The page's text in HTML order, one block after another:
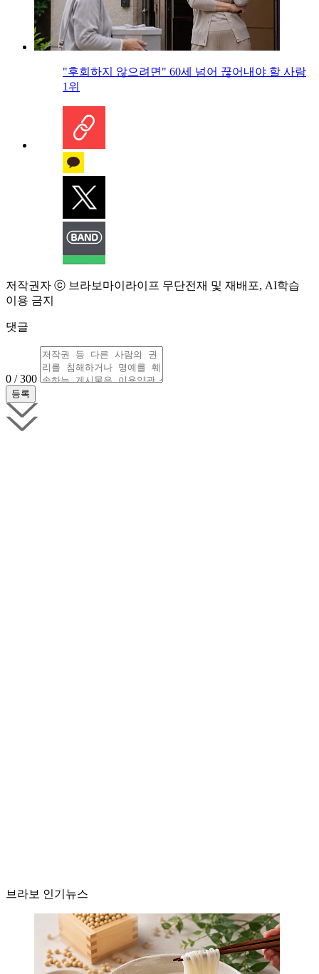
"후회하지 않으려면" 60세 넘어 끊어내야 할 사람
1위
저작권자 ⓒ 브라보마이라이프 무단전재 및 재배포, AI학습
이용 금지
댓글
0 / 300
브라보 인기뉴스